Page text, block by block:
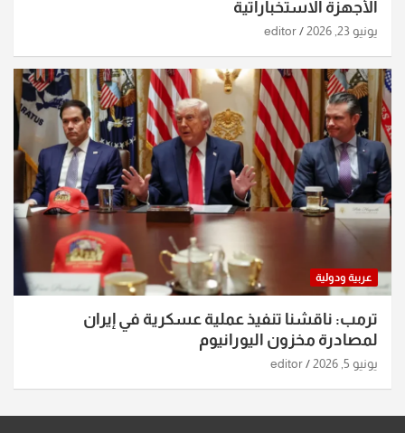
الأجهزة الاستخباراتية
يونيو 23, 2026 editor
عربية ودولية
ترمب: ناقشنا تنفيذ عملية عسكرية في إيران
لمصادرة مخزون اليورانيوم
يونيو 5, 2026 editor